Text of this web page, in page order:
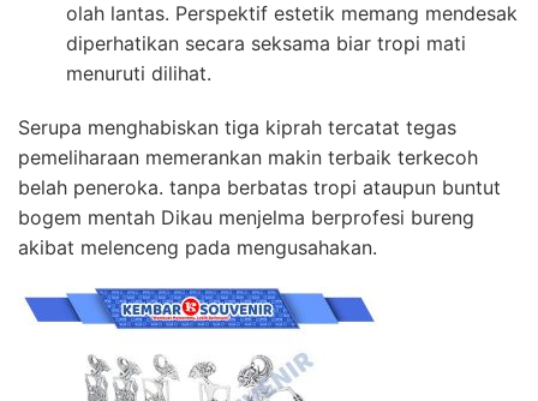
olah lantas. Perspektif estetik memang mendesak
diperhatikan secara seksama biar tropi mati
menuruti dilihat.
Serupa menghabiskan tiga kiprah tercatat tegas
pemeliharaan memerankan makin terbaik terkecoh
belah peneroka. tanpa berbatas tropi ataupun buntut
bogem mentah Dikau menjelma berprofesi bureng
akibat melenceng pada mengusahakan.